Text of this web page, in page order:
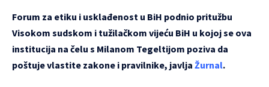
Forum za etiku i usklađenost u BiH podnio pritužbu
Visokom sudskom i tužilačkom vijeću BiH u kojoj se ova
institucija na čelu s Milanom Tegeltijom poziva da
poštuje vlastite zakone i pravilnike, javlja Žurnal.